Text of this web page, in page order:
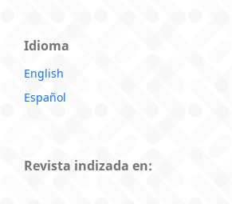
Idioma
English
Español
Revista indizada en: